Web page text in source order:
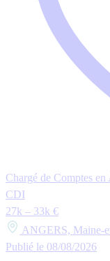
Chargé de Comptes
CDI
27k – 33k €
ANGERS, Maine-
Publié le 08/08/2026